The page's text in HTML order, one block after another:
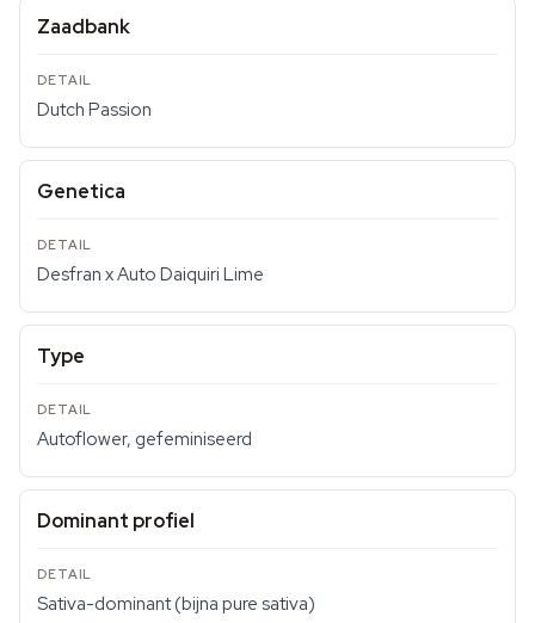
Zaadbank
Dutch Passion
Genetica
Desfran x Auto Daiquiri Lime
Type
Autoflower, gefeminiseerd
Dominant profiel
Sativa-dominant (bijna pure sativa)